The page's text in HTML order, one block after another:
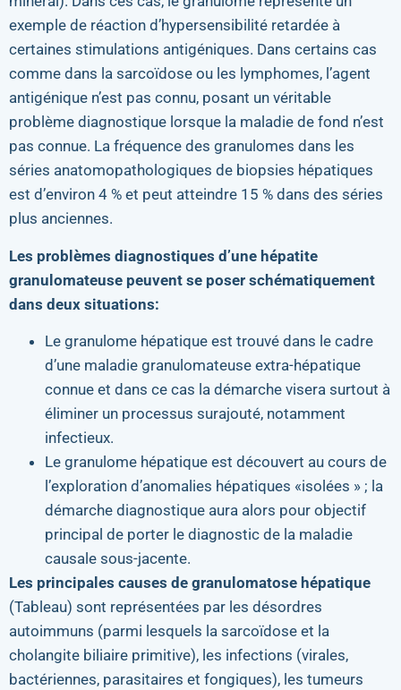
exemple de réaction d’hypersensibilité retardée à
certaines stimulations antigéniques. Dans certains cas
comme dans la sarcoïdose ou les lymphomes, l’agent
antigénique n’est pas connu, posant un véritable
problème diagnostique lorsque la maladie de fond n’est
pas connue. La fréquence des granulomes dans les
séries anatomopathologiques de biopsies hépatiques
est d’environ 4 % et peut atteindre 15 % dans des séries
plus anciennes.
Les problèmes diagnostiques d’une hépatite
granulomateuse peuvent se poser schématiquement
dans deux situations:
Le granulome hépatique est trouvé dans le cadre
d’une maladie granulomateuse extra-hépatique
connue et dans ce cas la démarche visera surtout à
éliminer un processus surajouté, notamment
infectieux.
Le granulome hépatique est découvert au cours de
l’exploration d’anomalies hépatiques «isolées » ; la
démarche diagnostique aura alors pour objectif
principal de porter le diagnostic de la maladie
causale sous-jacente.
Les principales causes de granulomatose hépatique
(Tableau) sont représentées par les désordres
autoimmuns (parmi lesquels la sarcoïdose et la
cholangite biliaire primitive), les infections (virales,
bactériennes, parasitaires et fongiques), les tumeurs